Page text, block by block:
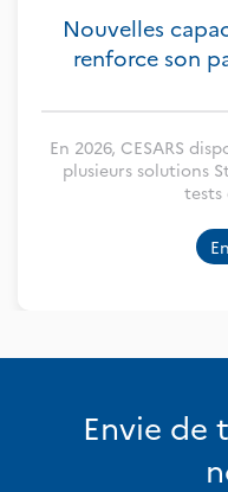
Nouvelles
renforce son
En 2026, CESARS
plusieurs solutions
tests
Envie de